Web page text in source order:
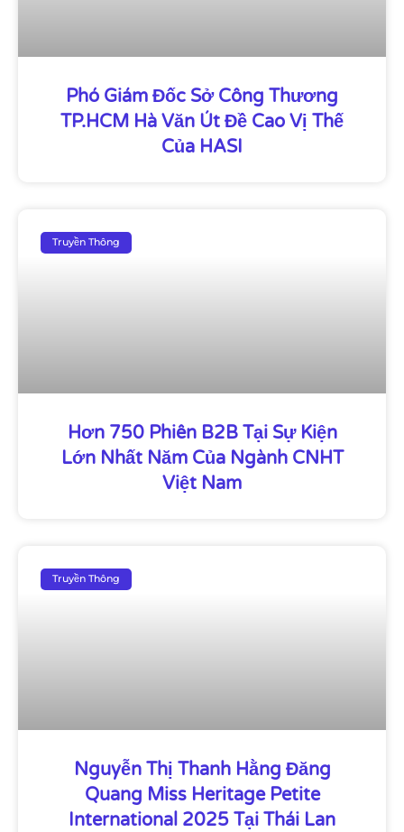
Phó Giám Đốc Sở Công Thương
TP.HCM Hà Văn Út Đề Cao Vị Thế
Của HASI
Truyền Thông
Hơn 750 Phiên B2B Tại Sự Kiện
Lớn Nhất Năm Của Ngành CNHT
Việt Nam
Truyền Thông
Nguyễn Thị Thanh Hằng Đăng
Quang Miss Heritage Petite
International 2025 Tại Thái Lan